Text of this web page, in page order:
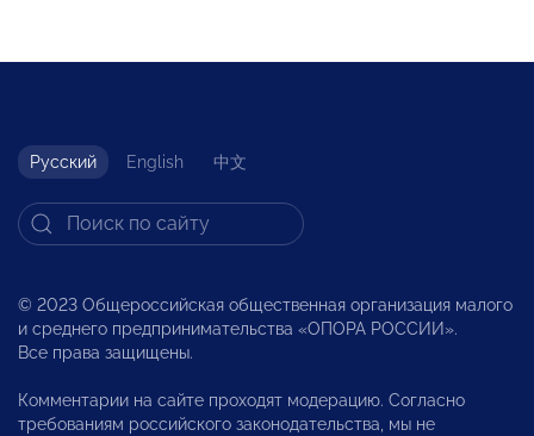
Русский English 中文
© 2023 Общероссийская общественная организация малого
и среднего предпринимательства «ОПОРА РОССИИ».
Все права защищены.
Комментарии на сайте проходят модерацию. Согласно
требованиям российского законодательства, мы не